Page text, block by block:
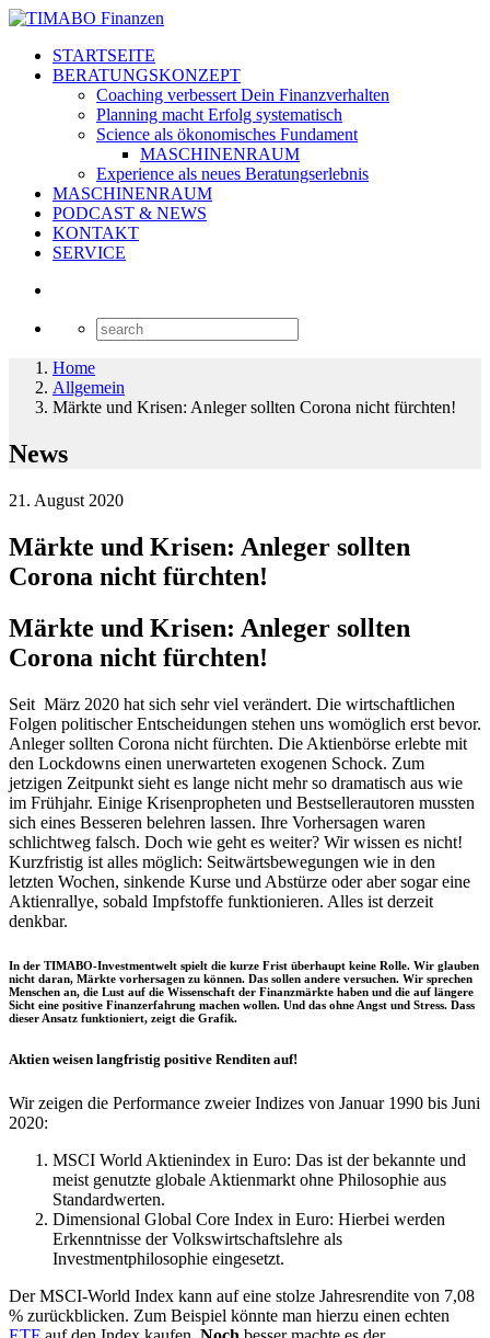
STARTSEITE
BERATUNGSKONZEPT
Coaching verbessert Dein Finanzverhalten
Planning macht Erfolg systematisch
Science als ökonomisches Fundament
MASCHINENRAUM
Experience als neues Beratungserlebnis
MASCHINENRAUM
PODCAST & NEWS
KONTAKT
SERVICE
Home
Allgemein
Märkte und Krisen: Anleger sollten Corona nicht fürchten!
News
21. August 2020
Märkte und Krisen: Anleger sollten
Corona nicht fürchten!
Märkte und Krisen: Anleger sollten
Corona nicht fürchten!
Seit März 2020 hat sich sehr viel verändert. Die wirtschaftlichen
Folgen politischer Entscheidungen stehen uns womöglich erst bevor.
Anleger sollten Corona nicht fürchten. Die Aktienbörse erlebte mit
den Lockdowns einen unerwarteten exogenen Schock. Zum
jetzigen Zeitpunkt sieht es lange nicht mehr so dramatisch aus wie
im Frühjahr. Einige Krisenpropheten und Bestsellerautoren mussten
sich eines Besseren belehren lassen. Ihre Vorhersagen waren
schlichtweg falsch. Doch wie geht es weiter? Wir wissen es nicht!
Kurzfristig ist alles möglich: Seitwärtsbewegungen wie in den
letzten Wochen, sinkende Kurse und Abstürze oder aber sogar eine
Aktienrallye, sobald Impfstoffe funktionieren. Alles ist derzeit
denkbar.
In der TIMABO-Investmentwelt spielt die kurze Frist überhaupt keine Rolle. Wir glauben
nicht daran, Märkte vorhersagen zu können. Das sollen andere versuchen. Wir sprechen
Menschen an, die Lust auf die Wissenschaft der Finanzmärkte haben und die auf längere
Sicht eine positive Finanzerfahrung machen wollen. Und das ohne Angst und Stress. Dass
dieser Ansatz funktioniert, zeigt die Grafik.
Aktien weisen langfristig positive Renditen auf!
Wir zeigen die Performance zweier Indizes von Januar 1990 bis Juni
2020:
MSCI World Aktienindex in Euro: Das ist der bekannte und
meist genutzte globale Aktienmarkt ohne Philosophie aus
Standardwerten.
Dimensional Global Core Index in Euro: Hierbei werden
Erkenntnisse der Volkswirtschaftslehre als
Investmentphilosophie eingesetzt.
Der MSCI-World Index kann auf eine stolze Jahresrendite von 7,08
% zurückblicken. Zum Beispiel könnte man hierzu einen echten